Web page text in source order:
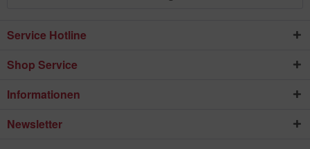
Service Hotline
Shop Service
Informationen
Newsletter